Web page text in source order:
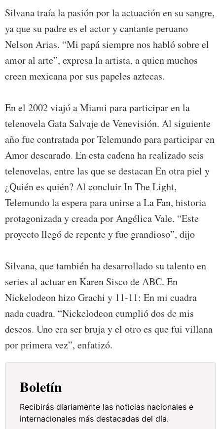
Silvana traía la pasión por la actuación en su sangre,
ya que su padre es el actor y cantante peruano
Nelson Arias. “Mi papá siempre nos habló sobre el
amor al arte”, expresa la artista, a quien muchos
creen mexicana por sus papeles aztecas.
En el 2002 viajó a Miami para participar en la
telenovela Gata Salvaje de Venevisión. Al siguiente
año fue contratada por Telemundo para participar en
Amor descarado. En esta cadena ha realizado seis
telenovelas, entre las que se destacan En otra piel y
¿Quién es quién? Al concluir In The Light,
Telemundo la espera para unirse a La Fan, historia
protagonizada y creada por Angélica Vale. “Este
proyecto llegó de repente y fue grandioso”, dijo
Silvana, que también ha desarrollado su talento en
series al actuar en Karen Sisco de ABC. En
Nickelodeon hizo Grachi y 11-11: En mi cuadra
nada cuadra. “Nickelodeon cumplió dos de mis
deseos. Uno era ser bruja y el otro es que fui villana
por primera vez”, enfatizó.
Boletín
Recibirás diariamente las noticias nacionales e
internacionales más destacadas del día.